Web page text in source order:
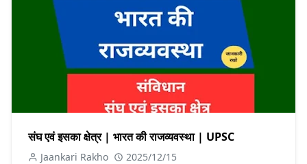
संघ एवं इसका क्षेत्र | भारत की राजव्यवस्था | UPSC
Jaankari Rakho 2025/12/15